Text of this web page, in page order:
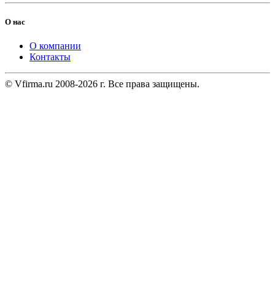
О нас
О компании
Контакты
© Vfirma.ru 2008-2026 г. Все права защищены.